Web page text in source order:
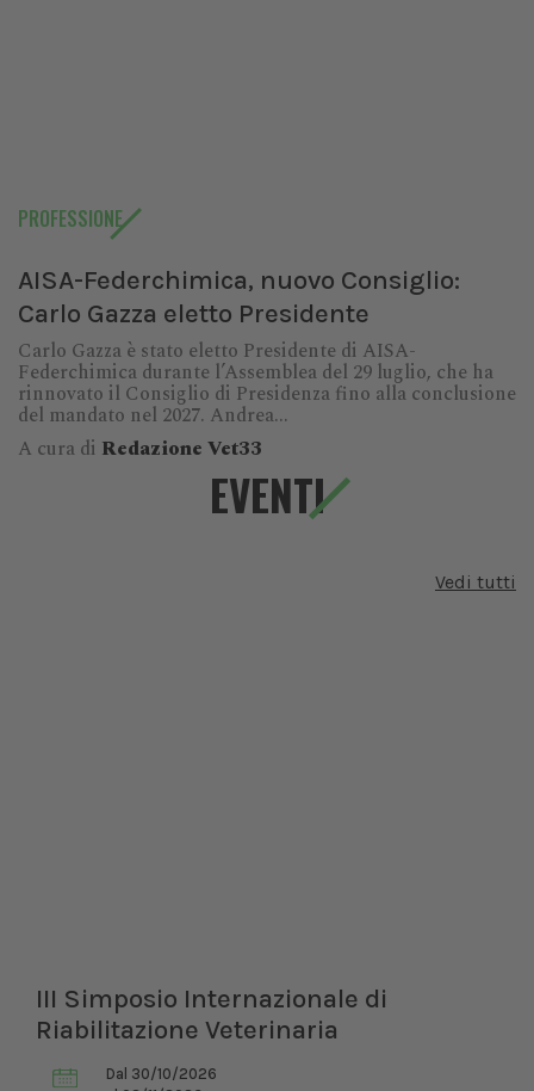
PROFESSIONE
AISA-Federchimica, nuovo Consiglio:
Carlo Gazza eletto Presidente
Carlo Gazza è stato eletto Presidente di AISA-
Federchimica durante l’Assemblea del 29 luglio, che ha
rinnovato il Consiglio di Presidenza fino alla conclusione
del mandato nel 2027. Andrea...
A cura di Redazione Vet33
EVENTI
Vedi tutti
III Simposio Internazionale di
Riabilitazione Veterinaria
Dal 30/10/2026